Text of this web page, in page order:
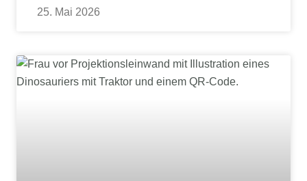
25. Mai 2026